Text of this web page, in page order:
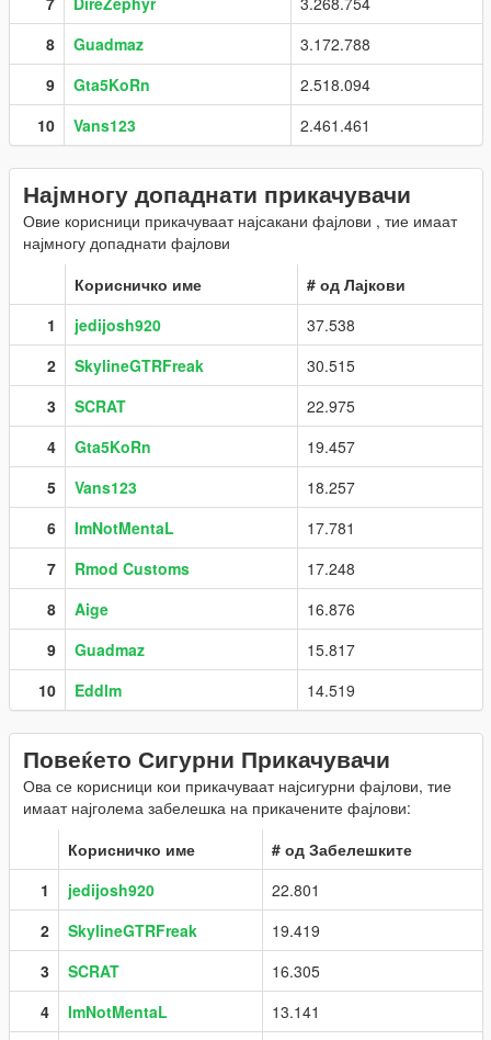
8
Guadmaz
3.172.788
9
Gta5KoRn
2.518.094
10
Vans123 2.461.461
Најмногу допаднати прикачувачи
Овие корисници прикачуваат најсакани фајлови , тие имаат
најмногу допаднати фајлови
Корисничко име
# од Лајкови
1
jedijosh920
37.538
2
SkylineGTRFreak
30.515
3
SCRAT
22.975
4
Gta5KoRn
19.457
5
Vans123
18.257
6
ImNotMentaL
17.781
7
Rmod Customs
17.248
8
Aige
16.876
9
Guadmaz
15.817
10
Eddlm 14.519
Повеќето Сигурни Прикачувачи
Ова се корисници кои прикачуваат најсигурни фајлови, тие
имаат најголема забелешка на прикачените фајлови:
Корисничко име
# од Забелешките
1
jedijosh920
22.801
2
SkylineGTRFreak
19.419
3
SCRAT
16.305
4
ImNotMentaL 13.141